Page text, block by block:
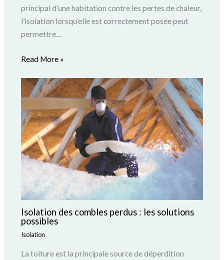
principal d’une habitation contre les pertes de chaleur,
l’isolation lorsqu’elle est correctement posée peut
permettre…
Read More »
Isolation des combles perdus : les solutions
possibles
Isolation
La toiture est la principale source de déperdition